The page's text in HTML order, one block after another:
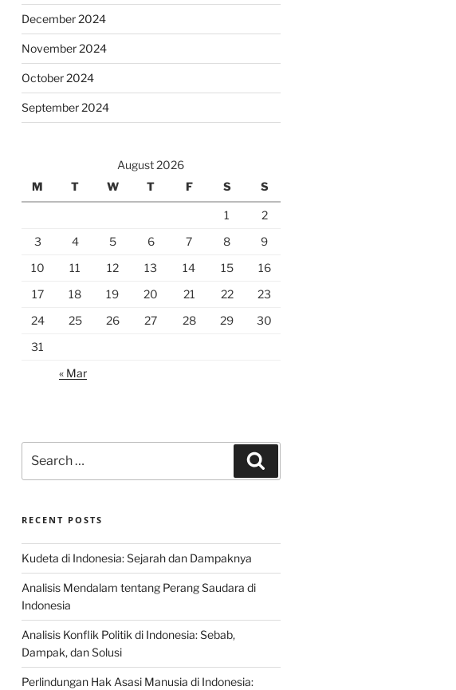
December 2024
November 2024
October 2024
September 2024
August 2026
M
T W T F S S
1
2
3
4 5 6 7 8
9
10
11 12 13 14 15
16
17
18 19 20 21 22
23
24
25 26 27 28 29
30
31
« Mar
for:
RECENT POSTS
Kudeta di Indonesia: Sejarah dan Dampaknya
Analisis Mendalam tentang Perang Saudara di
Indonesia
Analisis Konflik Politik di Indonesia: Sebab,
Dampak, dan Solusi
Perlindungan Hak Asasi Manusia di Indonesia: